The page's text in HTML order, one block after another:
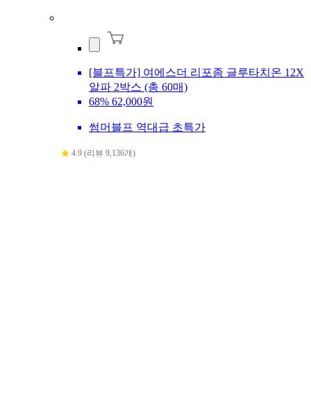
[블프특가] 여에스더 리포좀 글루타치온 12X
알파 2박스 (총 60매)
68% 62,000원
썸머블프 역대급 초특가
4.9 (리뷰 9,136개)